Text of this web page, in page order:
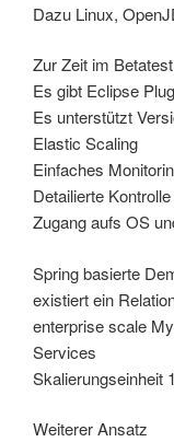
Dazu Linux,
Zur Zeit im
Es gibt Eclipse
Es unterstützt
Elastic Scaling
Einfaches
Detailierte
Zugang aufs OS
Spring basierte
existiert ein
enterprise scale
Services
Skalierungseinheit
Weiterer Ansatz